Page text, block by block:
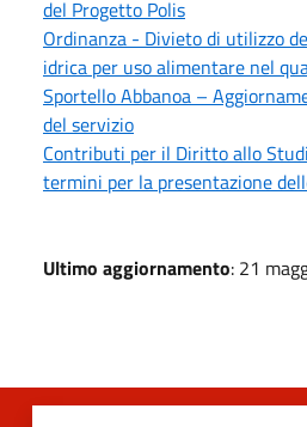
del Progetto Polis
Ordinanza - Divieto di utilizzo
idrica per uso alimentare nel
Sportello Abbanoa –
del servizio
Contributi per il Diritto allo
termini per la presentazione
Ultimo aggiornamento: 21